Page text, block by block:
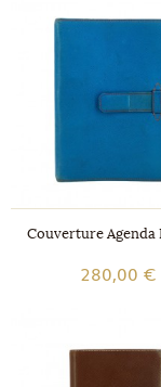
Couverture Agenda
280,00 €